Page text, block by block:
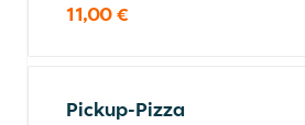
11,00 €
Pickup-Pizza